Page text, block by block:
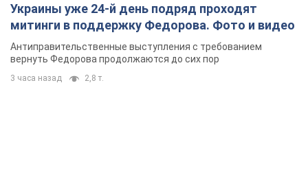
Украины уже 24-й день подряд проходят
митинги в поддержку Федорова. Фото и видео
Антиправительственные выступления с требованием
вернуть Федорова продолжаются до сих пор
3 часа назад 2,8 т.